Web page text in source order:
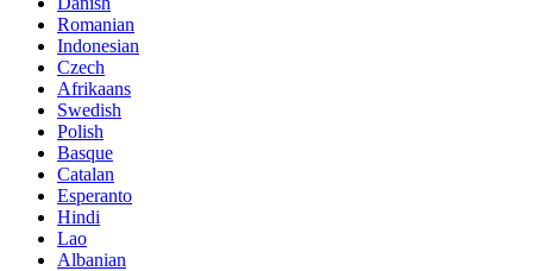
Romanian
Indonesian
Czech
Afrikaans
Swedish
Polish
Basque
Catalan
Esperanto
Hindi
Lao
Albanian